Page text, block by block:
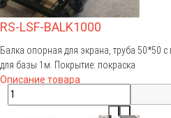
RS-LSF-BALK1000
Балка опорная для экрана, труба 50*50
для базы 1м. Покрытие: покраска
Описание товара